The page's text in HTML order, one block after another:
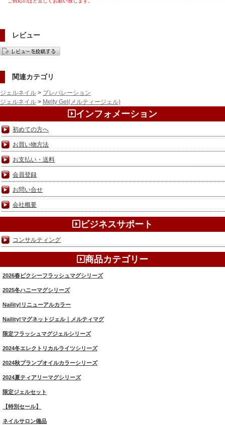
レビュー
関連カテゴリ
ジェルネイル > プレパレーション
ジェルネイル > Melty Gel(メルティージェル)
インフォメーション
初めての方へ
お買い物方法
お支払い・送料
会員登録
お問い合せ
会社概要
ビジネスサポート
コンサルティング
商品カテゴリー
2026春ピクシーフラッシュマグシリーズ
2025冬ハニーマグシリーズ
Naility!リニューアルカラー
Naility!マグネットジェル｜メルティマグ
限定フラッシュマグジェルシリーズ
2024冬エレクトリカルライツシリーズ
2024秋プランプオイルカラーシリーズ
2024夏ティアリーマグシリーズ
限定ジェルセット
【特別セール】
ネイルサロン備品